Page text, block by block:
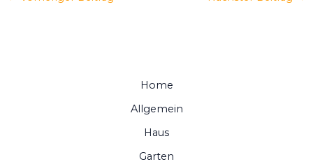
Home
Allgemein
Haus
Garten